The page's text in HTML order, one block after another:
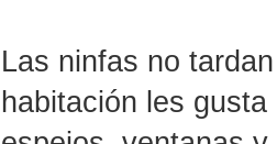
Las ninfas no
habitación les